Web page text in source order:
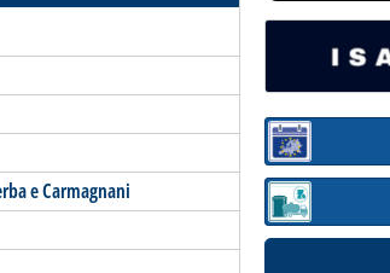
e Carmagnani
Sezione:
Sezione: